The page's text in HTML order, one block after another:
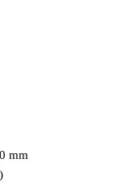
mm